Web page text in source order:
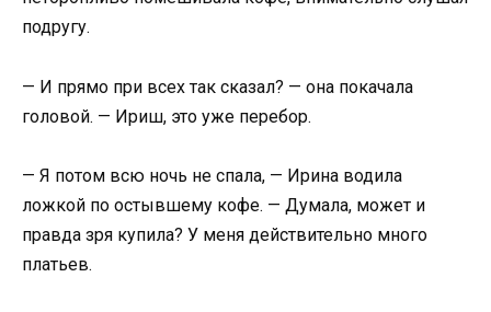
подругу.
— И прямо при всех так сказал? — она покачала
головой. — Ириш, это уже перебор.
— Я потом всю ночь не спала, — Ирина водила
ложкой по остывшему кофе. — Думала, может и
правда зря купила? У меня действительно много
платьев.